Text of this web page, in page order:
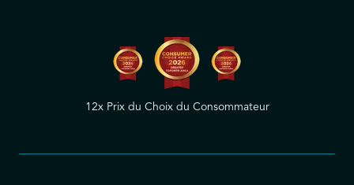
12x Prix du Choix du Consommateur